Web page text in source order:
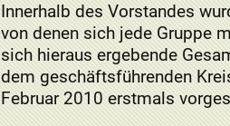
Innerhalb des Vorstandes
von denen sich jede Gruppe
sich hieraus ergebende
dem geschäftsführenden
Februar 2010 erstmals